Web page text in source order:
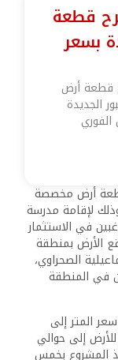
قطعة
بسعر
قطعة أرض
الجديدة
أرض مخصصة
لإقامة مدرسة
في الاستثمار
الأرض بمنطقة
الصحراوي،
في المنطقة
ويصل سعر المتر إلى
للأرض إلى حوالي
المشروع بخمس